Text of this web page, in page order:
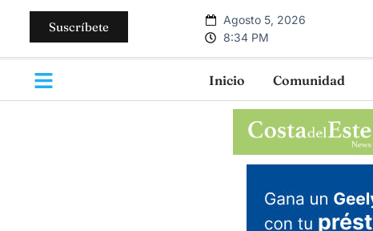
Suscríbete
Agosto 5, 2026
8:34 PM
Inicio Comunidad